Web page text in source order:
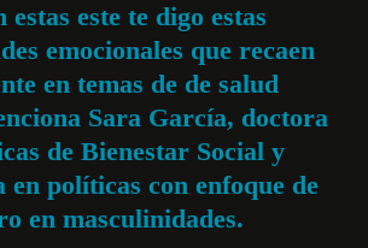
estas este te digo estas
emocionales que recaen
en temas de de salud
Sara García, doctora
de Bienestar Social y
en políticas con enfoque de
en masculinidades.